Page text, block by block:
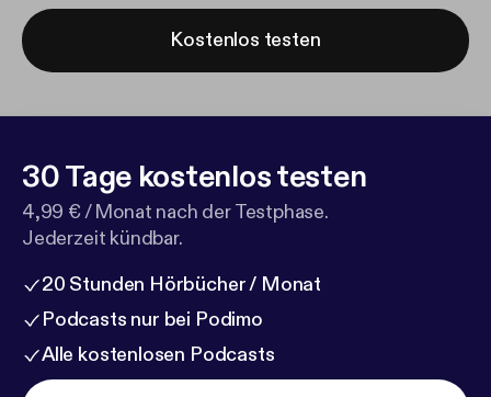
Kostenlos testen
30 Tage kostenlos testen
4,99 € / Monat nach der Testphase.
Jederzeit kündbar.
20 Stunden Hörbücher / Monat
Podcasts nur bei Podimo
Alle kostenlosen Podcasts